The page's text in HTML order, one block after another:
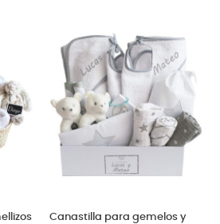
Canastilla para gemelos y